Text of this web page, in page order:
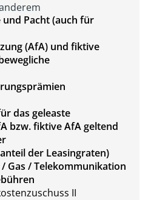
Pacht (auch für
(AfA) und fiktive
das geleaste
bzw. fiktive AfA geltend
der Leasingraten)
Gas / Telekommunikation
II